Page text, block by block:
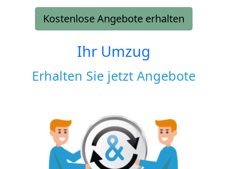
Kostenlose Angebote erhalten
Ihr Umzug
Erhalten Sie jetzt Angebote